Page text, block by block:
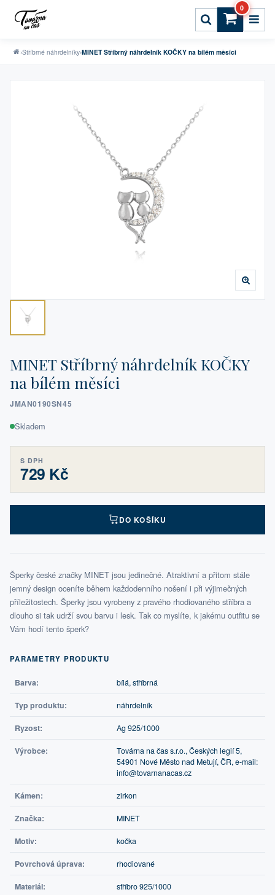
0
›Stříbrné náhrdelníky›MINET Stříbrný náhrdelník KOČKY na bílém měsíci
MINET Stříbrný náhrdelník KOČKY
na bílém měsíci
JMAN0190SN45
Skladem
S DPH
729 Kč
DO KOŠÍKU
Šperky české značky MINET jsou jedinečné. Atraktivní a přitom stále
jemný design oceníte během každodenního nošení i při výjimečných
příležitostech. Šperky jsou vyrobeny z pravého rhodiovaného stříbra a
dlouho si tak udrží svou barvu i lesk. Tak co myslíte, k jakému outfitu se
Vám hodí tento šperk?
PARAMETRY PRODUKTU
Barva: bílá, stříbrná
Typ produktu: náhrdelník
Ryzost: Ag 925/1000
Výrobce:
Továrna na čas s.r.o., Českých legií 5,
54901 Nové Město nad Metují, ČR, e-mail:
info@tovarnanacas.cz
Kámen: zirkon
Značka: MINET
Motiv: kočka
Povrchová úprava: rhodiované
Materiál: stříbro 925/1000